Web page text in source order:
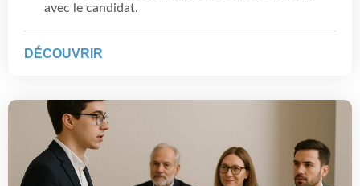
avec le candidat.
DÉCOUVRIR